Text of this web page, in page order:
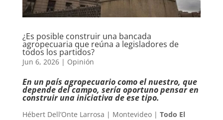
¿Es posible construir una bancada
agropecuaria que reúna a legisladores de
todos los partidos?
Jun 6, 2026| Opinión
En un país agropecuario como el nuestro, que
depende del campo, sería oportuno pensar en
construir una iniciativa de ese tipo.
Hébert Dell’Onte Larrosa | Montevideo | Todo El